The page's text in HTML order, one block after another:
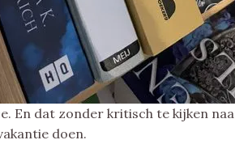
En dat zonder kritisch te kijken
doen.